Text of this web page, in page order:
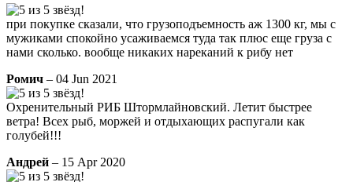
при покупке сказали, что грузоподъемность аж 1300 кг, мы с
мужиками спокойно усаживаемся туда так плюс еще груза с
нами сколько. вообще никаких нареканий к рибу нет
Ромич – 04 Jun 2021
Охренительный РИБ Штормлайновский. Летит быстрее
ветра! Всех рыб, моржей и отдыхающих распугали как
голубей!!!
Андрей – 15 Apr 2020